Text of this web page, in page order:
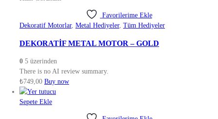
Favorilerime Ekle
Dekoratif Motorlar, Metal Hediyeler, Tüm Hediyeler
DEKORATİF METAL MOTOR – GOLD
0 5 üzerinden
There is no AI review summary.
₺749,00 Buy now
Sepete Ekle